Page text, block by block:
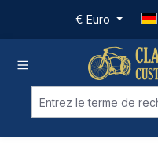
Passer au contenu principal
€ Euro